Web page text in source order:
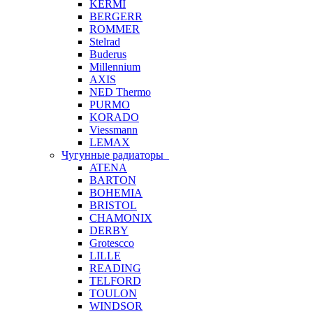
KERMI
BERGERR
ROMMER
Stelrad
Buderus
Millennium
AXIS
NED Thermo
PURMO
KORADO
Viessmann
LEMAX
Чугунные радиаторы
ATENA
BARTON
BOHEMIA
BRISTOL
CHAMONIX
DERBY
Grotescco
LILLE
READING
TELFORD
TOULON
WINDSOR